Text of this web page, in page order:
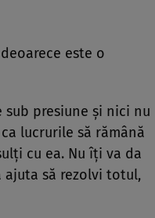
este o
presiune şi nici nu
lucrurile să rămână
cu ea. Nu îţi va da
ajuta să rezolvi totul,